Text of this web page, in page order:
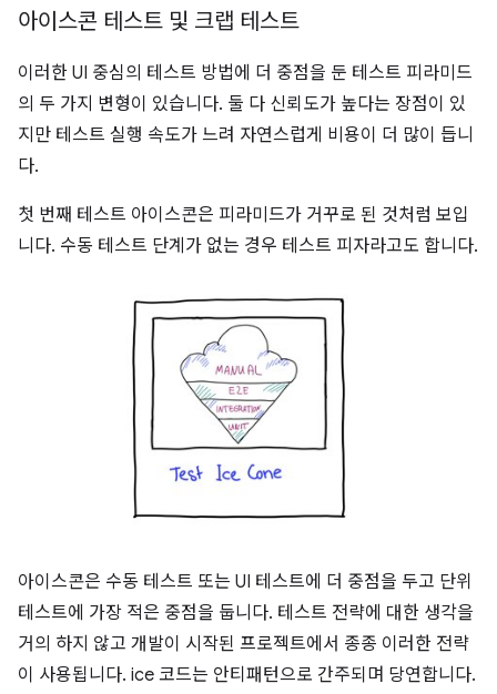
아이스콘 테스트 및 크랩 테스트
이러한 UI 중심의 테스트 방법에 더 중점을 둔 테스트 피라미드
의 두 가지 변형이 있습니다. 둘 다 신뢰도가 높다는 장점이 있
지만 테스트 실행 속도가 느려 자연스럽게 비용이 더 많이 듭니
다.
첫 번째 테스트 아이스콘은 피라미드가 거꾸로 된 것처럼 보입
니다. 수동 테스트 단계가 없는 경우 테스트 피자라고도 합니다.
아이스콘은 수동 테스트 또는 UI 테스트에 더 중점을 두고 단위
테스트에 가장 적은 중점을 둡니다. 테스트 전략에 대한 생각을
거의 하지 않고 개발이 시작된 프로젝트에서 종종 이러한 전략
이 사용됩니다. ice 코드는 안티패턴으로 간주되며 당연합니다.